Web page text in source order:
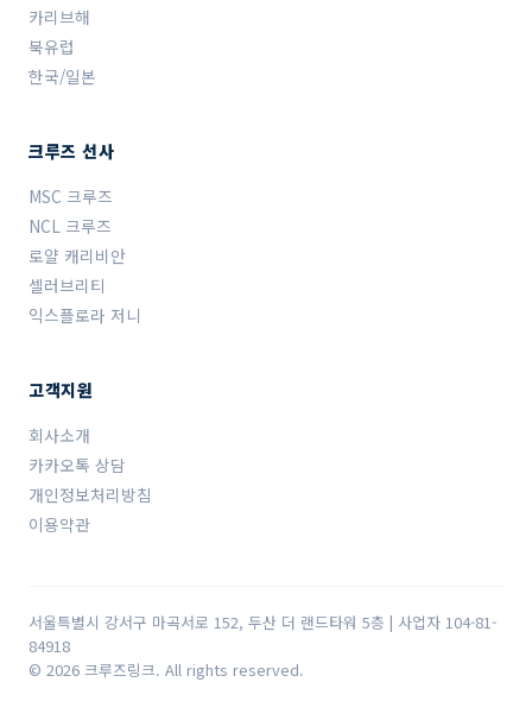
카리브해
북유럽
한국/일본
크루즈 선사
MSC 크루즈
NCL 크루즈
로얄 캐리비안
셀러브리티
익스플로라 저니
고객지원
회사소개
카카오톡 상담
개인정보처리방침
이용약관
서울특별시 강서구 마곡서로 152, 두산 더 랜드타워 5층 | 사업자 104-81-
84918
© 2026 크루즈링크. All rights reserved.